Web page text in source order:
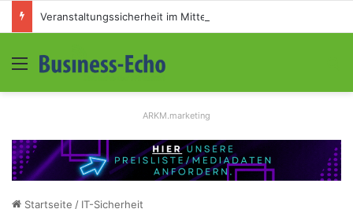
Menü
ARKM.marketing
Startseite / IT-Sicherheit